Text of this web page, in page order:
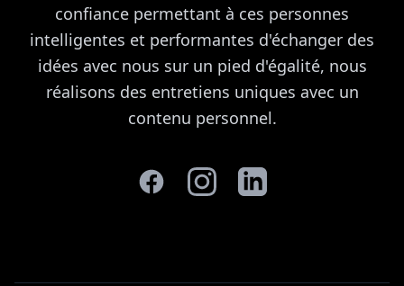
confiance permettant à ces personnes
intelligentes et performantes d'échanger des
idées avec nous sur un pied d'égalité, nous
réalisons des entretiens uniques avec un
contenu personnel.